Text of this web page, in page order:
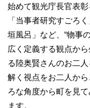
始めて観光庁長官表彰
「当事者研究すごろ
垣風呂」など、“物事
広く定義する観点か
る陸奥賢さんのお二
解く視点をお二人か
ろな角度から町を見
ます。